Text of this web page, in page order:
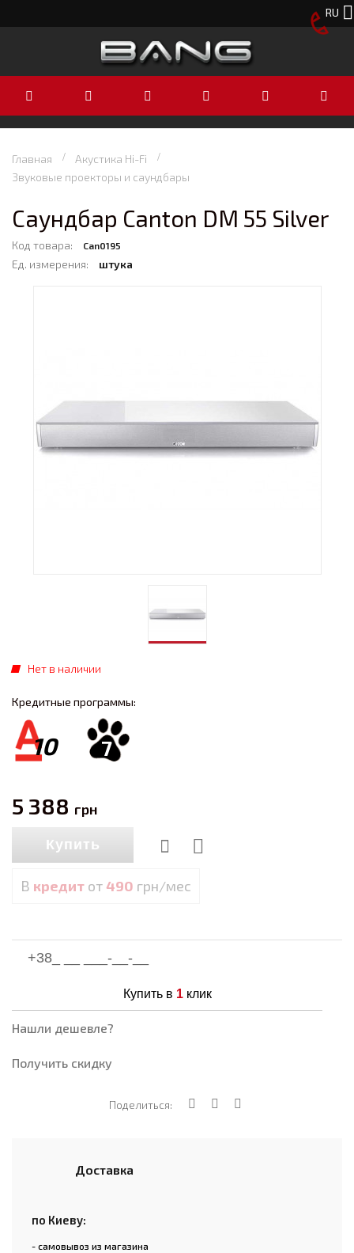
RU
Главная
Акустика Hi-Fi
Звуковые проекторы и саундбары
Саундбар Canton DM 55 Silver
Код товара: Can0195
Ед. измерения: штука
Нет в наличии
Кредитные программы:
10 7
5 388 грн
Купить
В кредит от490 грн/мес
Купить в 1клик
Нашли дешевле?
Получить скидку
Поделиться:
Доставка
по Киеву:
- самовывоз из магазина